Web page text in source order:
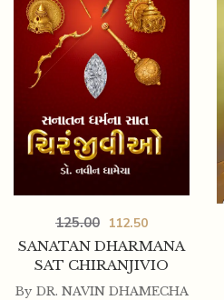
SANATAN DHARMANA
SAT CHIRANJIVIO
125.00 112.50
By DR. NAVIN DHAMECHA